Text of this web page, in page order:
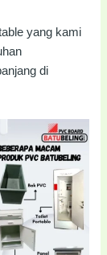
yang kami
di